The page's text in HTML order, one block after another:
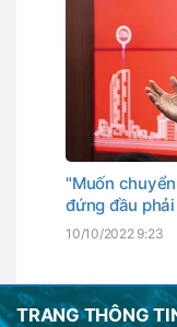
"Muốn
đứng đầu
10/10/2022 9:23
TRANG THÔNG